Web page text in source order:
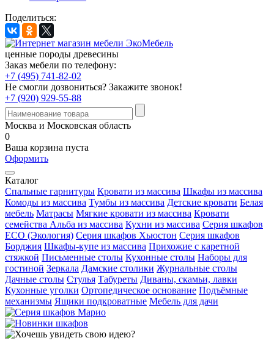
Поделиться:
ценные породы древесины
Заказ мебели по телефону:
+7 (495) 741-82-02
Не смогли дозвониться? Закажите звонок!
+7 (920) 929-55-88
Москва и Московская область
0
Ваша корзина пуста
Оформить
Каталог
Спальные гарнитуры Кровати из массива Шкафы из массива
Комоды из массива Тумбы из массива Детские кровати Белая
мебель Матрасы Мягкие кровати из массива Кровати
семейства Альба из массива Кухни из массива Серия шкафов
ECO (Экология) Серия шкафов Хьюстон Серия шкафов
Борджия Шкафы-купе из массива Прихожие с каретной
стяжкой Письменные столы Кухонные столы Наборы для
гостиной Зеркала Дамские столики Журнальные столы
Дачные столы Стулья Табуреты Диваны, скамьи, лавки
Кухонные уголки Ортопедическое основание Подъёмные
механизмы Ящики подкроватные Мебель для дачи